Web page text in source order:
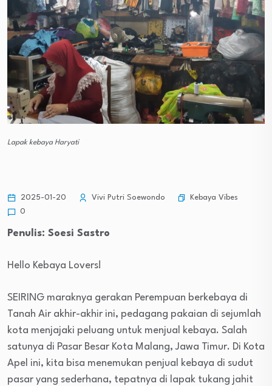
Lapak kebaya Haryati
2025-01-20 Vivi Putri Soewondo
Kebaya Vibes
0
Penulis: Soesi Sastro
Hello Kebaya Lovers!
SEIRING maraknya gerakan Perempuan berkebaya di
Tanah Air akhir-akhir ini, pedagang pakaian di sejumlah
kota menjajaki peluang untuk menjual kebaya. Salah
satunya di Pasar Besar Kota Malang, Jawa Timur. Di Kota
Apel ini, kita bisa menemukan penjual kebaya di sudut
pasar yang sederhana, tepatnya di lapak tukang jahit